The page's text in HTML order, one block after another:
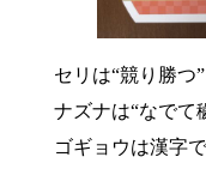
セリは“競り勝つ”
ナズナは“なでて
ゴギョウは漢字